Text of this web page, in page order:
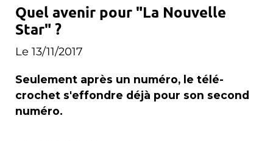
Quel avenir pour "La Nouvelle
Star" ?
Le 13/11/2017
Seulement après un numéro, le télé-
crochet s'effondre déjà pour son second
numéro.